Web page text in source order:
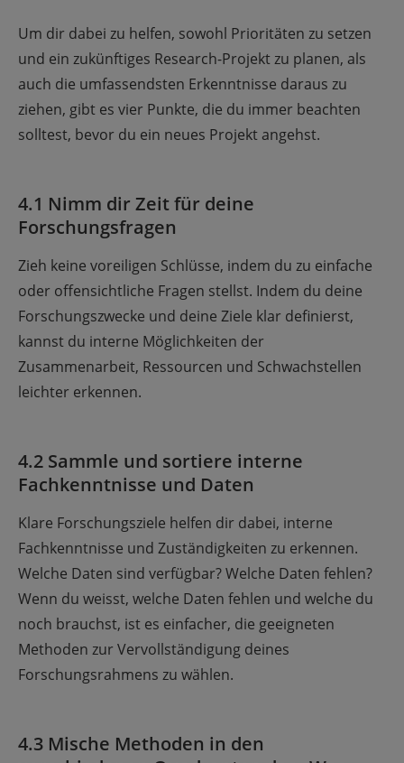
Um dir dabei zu helfen, sowohl Prioritäten zu setzen
und ein zukünftiges Research-Projekt zu planen, als
auch die umfassendsten Erkenntnisse daraus zu
ziehen, gibt es vier Punkte, die du immer beachten
solltest, bevor du ein neues Projekt angehst.
4.1 Nimm dir Zeit für deine
Forschungsfragen
Zieh keine voreiligen Schlüsse, indem du zu einfache
oder offensichtliche Fragen stellst. Indem du deine
Forschungszwecke und deine Ziele klar definierst,
kannst du interne Möglichkeiten der
Zusammenarbeit, Ressourcen und Schwachstellen
leichter erkennen.
4.2 Sammle und sortiere interne
Fachkenntnisse und Daten
Klare Forschungsziele helfen dir dabei, interne
Fachkenntnisse und Zuständigkeiten zu erkennen.
Welche Daten sind verfügbar? Welche Daten fehlen?
Wenn du weisst, welche Daten fehlen und welche du
noch brauchst, ist es einfacher, die geeigneten
Methoden zur Vervollständigung deines
Forschungsrahmens zu wählen.
4.3 Mische Methoden in den